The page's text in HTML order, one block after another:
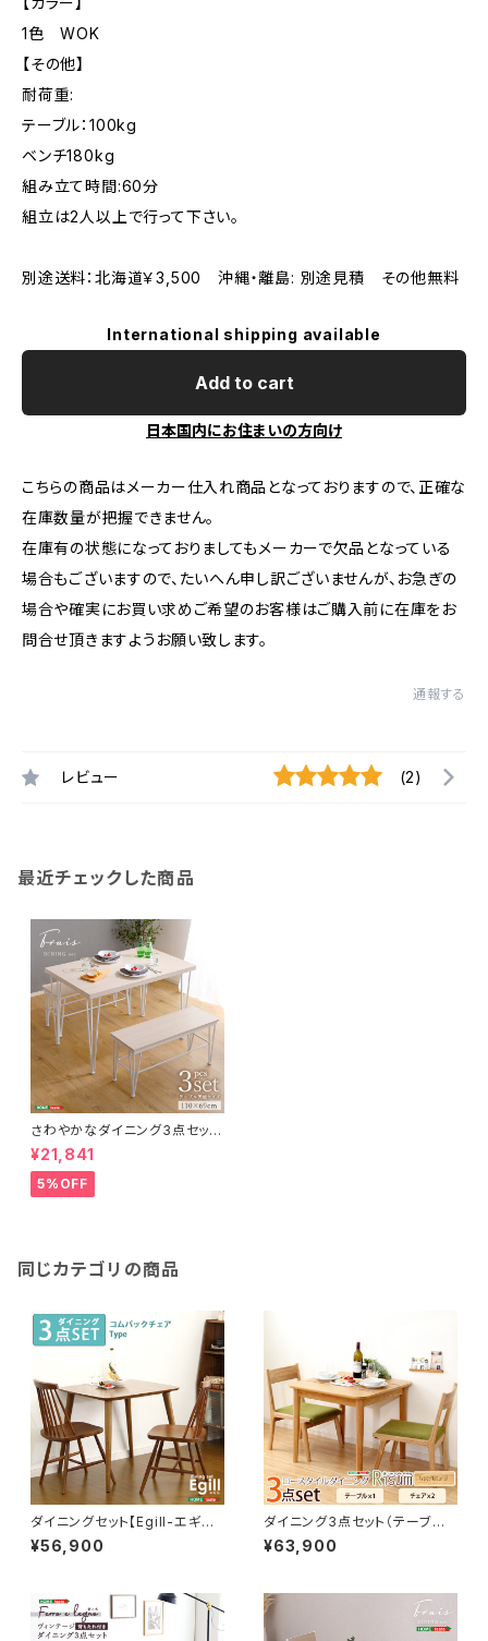
1色 WOK
【その他】
耐荷重:
テーブル：100kg
ベンチ180kg
組み立て時間:60分
組立は2人以上で行って下さい。
別途送料：北海道￥3,500 沖縄・離島: 別途見積 その他無料
International shipping available
Add to cart
日本国内にお住まいの方向け
こちらの商品はメーカー仕入れ商品となっておりますので、正確な
在庫数量が把握できません。
在庫有の状態になっておりましてもメーカーで欠品となっている
場合もございますので、たいへん申し訳ございませんが、お急ぎの
場合や確実にお買い求めご希望のお客様はご購入前に在庫をお
問合せ頂きますようお願い致します。
通報する
レビュー (2)
最近チェックした商品
さわやかなダイニング3点セット
【テーブル＋ベンチ2脚】 FRB
B-3
¥21,841
5%OFF
同じカテゴリの商品
ダイニングセット【Egill-エギ
ル-】3点セット（コムバックチェア
タイプ） SH-01EGL-3C
¥56,900
ダイニング3点セット（テーブル
+チェア2脚）ナチュラルロータイ
プ 木製アッシュ材｜Risum-リ
¥63,900